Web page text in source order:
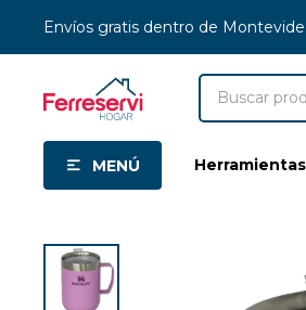
MENÚ
Envíos gratis dentro de